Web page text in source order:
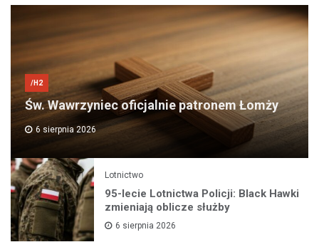
/H2
Św. Wawrzyniec oficjalnie patronem Łomży
6 sierpnia 2026
Lotnictwo
95-lecie Lotnictwa Policji: Black Hawki
zmieniają oblicze służby
6 sierpnia 2026